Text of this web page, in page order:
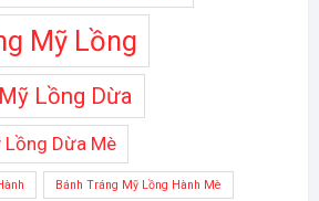
Mỹ Lồng
Lồng Dừa
Lồng Dừa Mè
Bánh Tráng Mỹ Lồng Hành Mè